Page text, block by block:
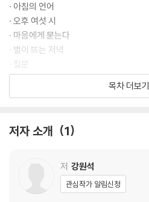
· 아침의 언어
· 오후 여섯 시
· 마음에게 묻는다
· 별이 뜨는 저녁
· 질문
· 내가 아는 아름다움
· 웃음소리
· 도시의 작은 정원
목차 더보기
저자 소개 1
저 강원석
관심작가 알림신청